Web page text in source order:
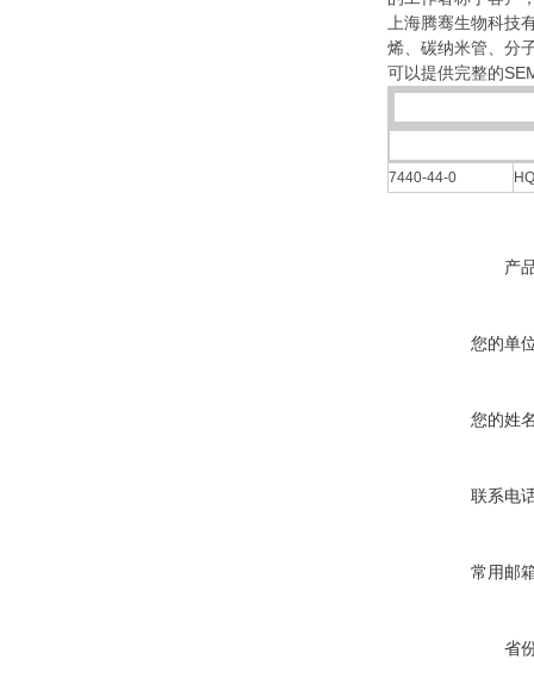
上海腾骞生物科
烯、碳纳米管、分
可以提供完整的
7440-44-0
产
您的单
您的姓
联系电
常用邮
省